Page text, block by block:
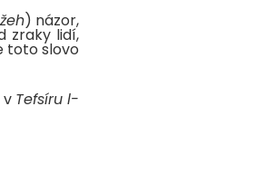
) názor,
zraky lidí,
toto slovo
v Tefsíru l-